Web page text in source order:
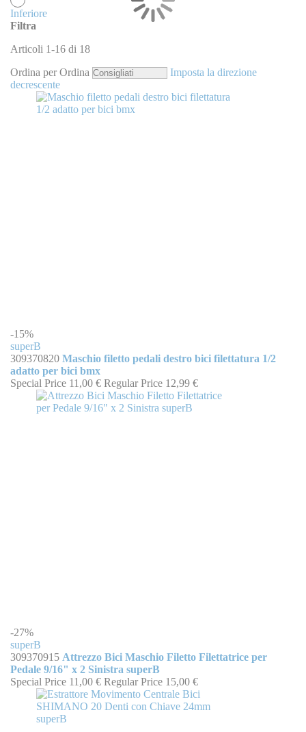
Filtra
Articoli 1-16 di 18
Ordina per Ordina
Imposta la direzione
decrescente
-15%
superB
309370820 Maschio filetto pedali destro bici filettatura 1/2
adatto per bici bmx
Special Price 11,00 € Regular Price 12,99 €
-27%
superB
309370915 Attrezzo Bici Maschio Filetto Filettatrice per
Pedale 9/16" x 2 Sinistra superB
Special Price 11,00 € Regular Price 15,00 €
Inferiore